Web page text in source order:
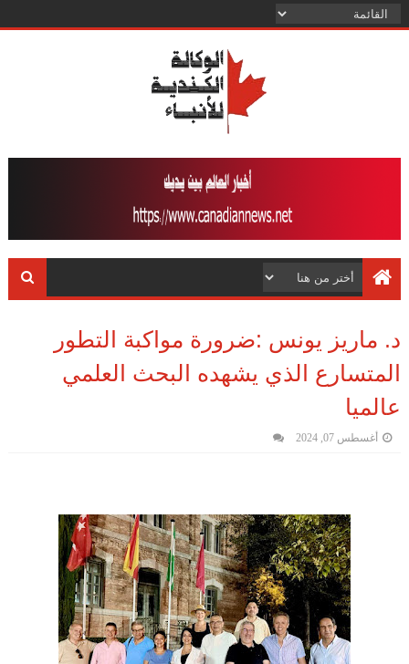
د. ماريز يونس :ضرورة مواكبة التطور
المتسارع الذي يشهده البحث العلمي
عالميا
أغسطس 07, 2024